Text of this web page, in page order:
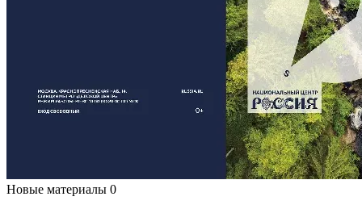
Новые материалы 0